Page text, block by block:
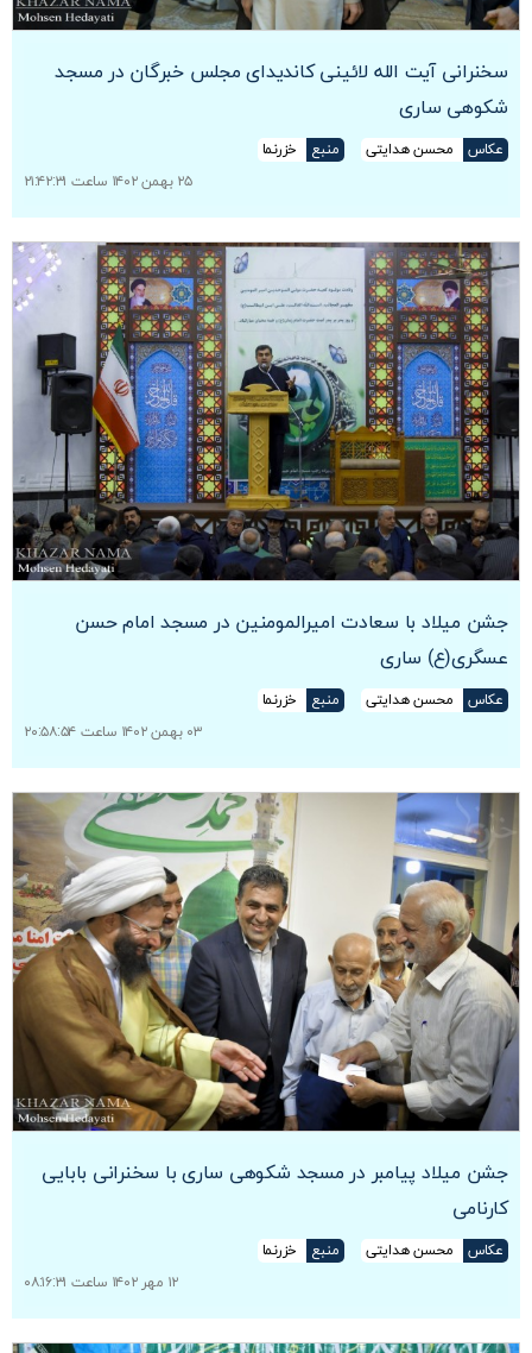
سخنرانی آیت الله لائینی کاندیدای مجلس خبرگان در مسجد
شکوهی ساری
عکاس محسن هدایتی منبع
خزرنما
۲۵ بهمن ۱۴۰۲ ساعت ۲۱:۴۲:۳۱
جشن میلاد با سعادت امیرالمومنین در مسجد امام حسن
عسگری(ع) ساری
عکاس محسن هدایتی منبع
خزرنما
۰۳ بهمن ۱۴۰۲ ساعت ۲۰:۵۸:۵۴
جشن میلاد پیامبر در مسجد شکوهی ساری با سخنرانی بابایی
کارنامی
عکاس محسن هدایتی منبع
خزرنما
۱۲ مهر ۱۴۰۲ ساعت ۰۸:۱۶:۳۱